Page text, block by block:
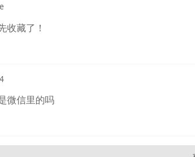
收藏了！
微信里的吗